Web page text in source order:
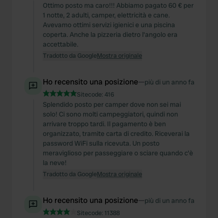
Ottimo posto ma caro!!! Abbiamo pagato 60 € per
1 notte, 2 adulti, camper, elettricità e cane.
Avevamo ottimi servizi igienici e una piscina
coperta. Anche la pizzeria dietro l'angolo era
accettabile.
Tradotto da GoogleMostra originale
Ho recensito una posizione—più di un anno fa
Sitecode: 416
Splendido posto per camper dove non sei mai
solo! Ci sono molti campeggiatori, quindi non
arrivare troppo tardi. Il pagamento è ben
organizzato, tramite carta di credito. Riceverai la
password WiFi sulla ricevuta. Un posto
meraviglioso per passeggiare o sciare quando c'è
la neve!
Tradotto da GoogleMostra originale
Ho recensito una posizione—più di un anno fa
Sitecode: 11388